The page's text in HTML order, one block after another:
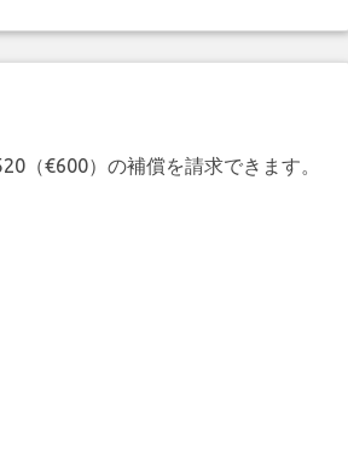
（€600）の補償を請求できます。